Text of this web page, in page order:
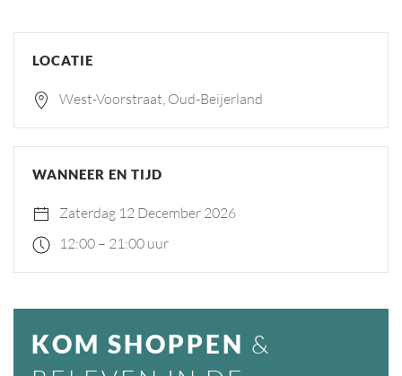
LOCATIE
West-Voorstraat, Oud-Beijerland
WANNEER EN TIJD
Zaterdag 12 December 2026
12:00 – 21:00 uur
KOM SHOPPEN &